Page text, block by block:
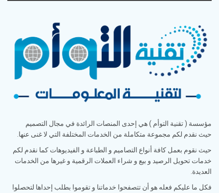
مؤسسة ( تقنية التوأم ) هي إحدى المنصات الرائدة في مجال التصميم
حيث نقدم لكم مجموعة متكاملة من الخدمات المختلفة التي لا غنى عنها.
حيث نقوم بعمل كافة أنواع التصاميم و الطباعة و الفيديوهات كما نقدم لكم
خدمات تحويل الرصيد و بيع و شراء العملات الرقمية و غيرها من الخدمات
العديدة.
فكل ما عليكم فعله هو أن تتصفحوا خدماتنا و تقوموا بطلب إحداها لتحصلوا